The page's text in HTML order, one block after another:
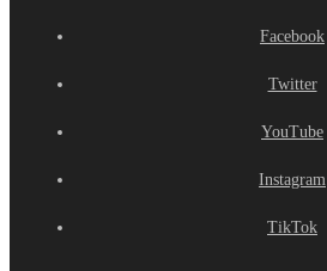
Facebook
Twitter
YouTube
Instagram
TikTok